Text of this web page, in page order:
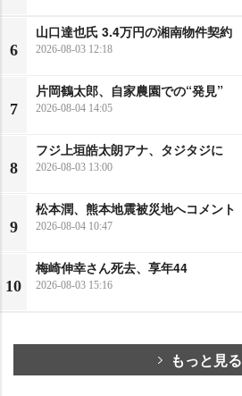
6
山口達也氏 3.4万円の湘南物件契約
2026-08-03 12:18
7
片岡鶴太郎、自家農園での“発見”
2026-08-04 14:05
8
フジ上垣皓太朗アナ、タジタジに
2026-08-03 13:00
9
松本潤、熊本地震被災地へコメント
2026-08-04 10:47
10
梅崎伸幸さん死去、享年44
2026-08-03 15:16
もっと見る